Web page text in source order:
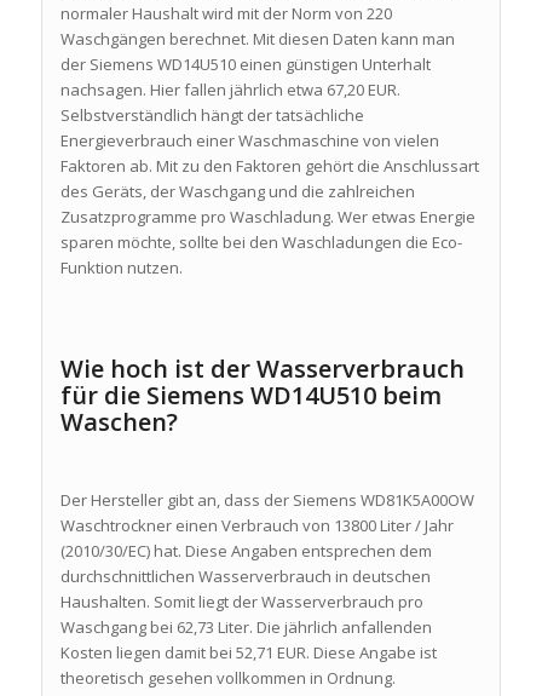
normaler Haushalt wird mit der Norm von 220
Waschgängen berechnet. Mit diesen Daten kann man
der Siemens WD14U510 einen günstigen Unterhalt
nachsagen. Hier fallen jährlich etwa 67,20 EUR.
Selbstverständlich hängt der tatsächliche
Energieverbrauch einer Waschmaschine von vielen
Faktoren ab. Mit zu den Faktoren gehört die Anschlussart
des Geräts, der Waschgang und die zahlreichen
Zusatzprogramme pro Waschladung. Wer etwas Energie
sparen möchte, sollte bei den Waschladungen die Eco-
Funktion nutzen.
Wie hoch ist der Wasserverbrauch
für die Siemens WD14U510 beim
Waschen?
Der Hersteller gibt an, dass der Siemens WD81K5A00OW
Waschtrockner einen Verbrauch von 13800 Liter / Jahr
(2010/30/EC) hat. Diese Angaben entsprechen dem
durchschnittlichen Wasserverbrauch in deutschen
Haushalten. Somit liegt der Wasserverbrauch pro
Waschgang bei 62,73 Liter. Die jährlich anfallenden
Kosten liegen damit bei 52,71 EUR. Diese Angabe ist
theoretisch gesehen vollkommen in Ordnung.